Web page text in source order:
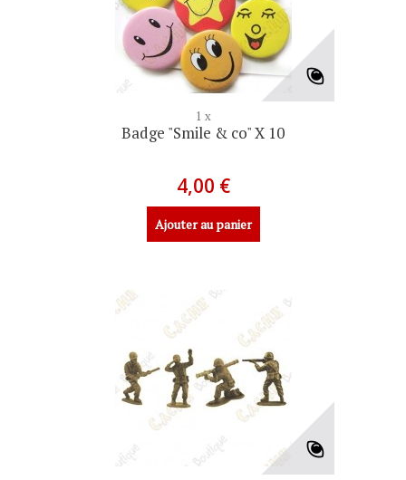
1 x
Badge "Smile & co" X 10
4,00 €
Ajouter au panier